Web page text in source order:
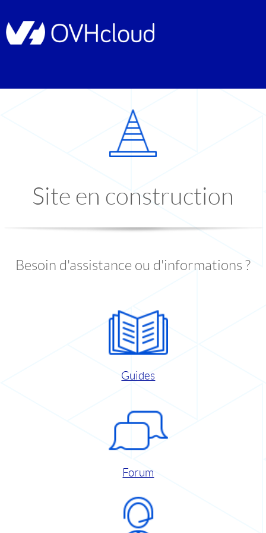
Site en construction
Besoin d'assistance ou d'informations ?
Guides
Forum